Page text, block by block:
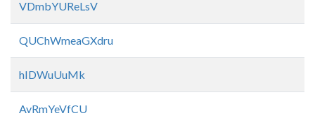
VDmbYUReLsV
QUChWmeaGXdru
hIDWuUuMk
AvRmYeVfCU